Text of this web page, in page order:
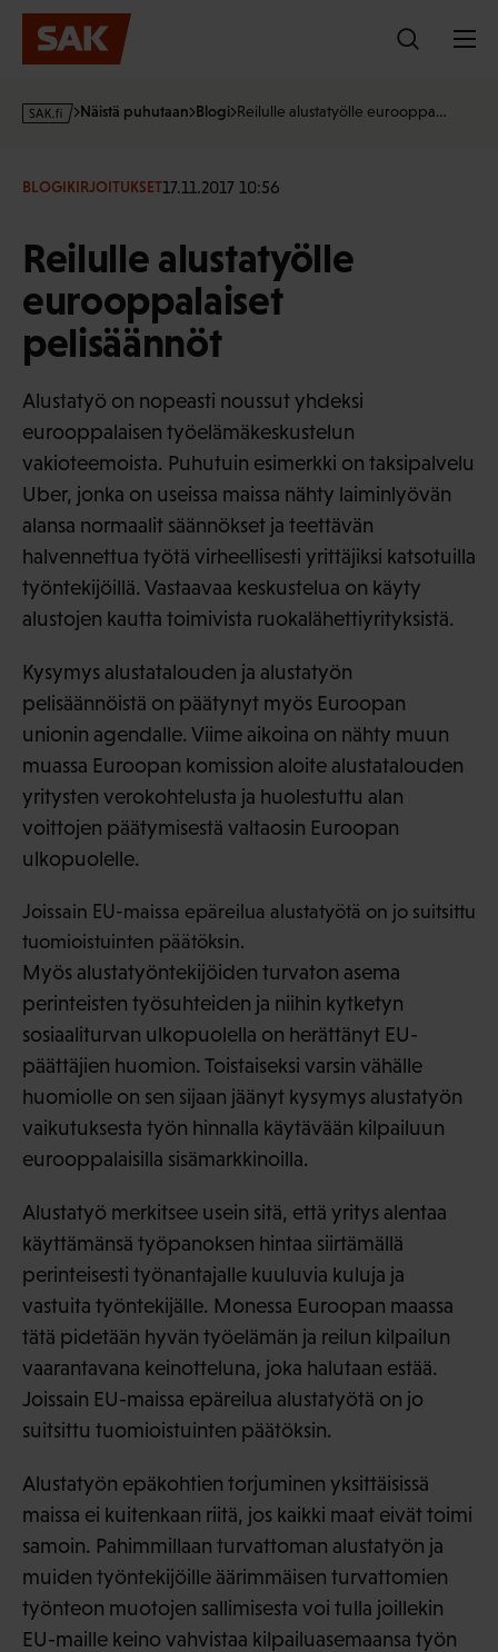
Hyppää
sisältöön
s
·
Näistä puhutaan Blogi Reilulle alustatyölle eurooppa…
BLOGIKIRJOITUKSET17.11.2017 10:56
Reilulle alustatyölle
eurooppalaiset
pelisäännöt
Alustatyö on nopeasti noussut yhdeksi
eurooppalaisen työelämäkeskustelun
vakioteemoista. Puhutuin esimerkki on taksipalvelu
Uber, jonka on useissa maissa nähty laiminlyövän
alansa normaalit säännökset ja teettävän
halvennettua työtä virheellisesti yrittäjiksi katsotuilla
työntekijöillä. Vastaavaa keskustelua on käyty
alustojen kautta toimivista ruokalähettiyrityksistä.
Kysymys alustatalouden ja alustatyön
pelisäännöistä on päätynyt myös Euroopan
unionin agendalle. Viime aikoina on nähty muun
muassa Euroopan komission aloite alustatalouden
yritysten verokohtelusta ja huolestuttu alan
voittojen päätymisestä valtaosin Euroopan
ulkopuolelle.
Joissain EU-maissa epäreilua alustatyötä on jo suitsittu
tuomioistuinten päätöksin.
Myös alustatyöntekijöiden turvaton asema
perinteisten työsuhteiden ja niihin kytketyn
sosiaaliturvan ulkopuolella on herättänyt EU-
päättäjien huomion. Toistaiseksi varsin vähälle
huomiolle on sen sijaan jäänyt kysymys alustatyön
vaikutuksesta työn hinnalla käytävään kilpailuun
eurooppalaisilla sisämarkkinoilla.
Alustatyö merkitsee usein sitä, että yritys alentaa
käyttämänsä työpanoksen hintaa siirtämällä
perinteisesti työnantajalle kuuluvia kuluja ja
vastuita työntekijälle. Monessa Euroopan maassa
tätä pidetään hyvän työelämän ja reilun kilpailun
vaarantavana keinotteluna, joka halutaan estää.
Joissain EU-maissa epäreilua alustatyötä on jo
suitsittu tuomioistuinten päätöksin.
Alustatyön epäkohtien torjuminen yksittäisissä
maissa ei kuitenkaan riitä, jos kaikki maat eivät toimi
samoin. Pahimmillaan turvattoman alustatyön ja
muiden työntekijöille äärimmäisen turvattomien
työnteon muotojen sallimisesta voi tulla joillekin
EU-maille keino vahvistaa kilpailuasemaansa työn